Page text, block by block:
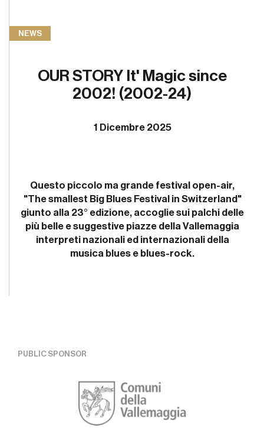
NEWS
OUR STORY It' Magic since
2002! (2002-24)
1 Dicembre 2025
Questo piccolo ma grande festival open-air,
"The smallest Big Blues Festival in Switzerland"
giunto alla 23° edizione, accoglie sui palchi delle
più belle e suggestive piazze della Vallemaggia
interpreti nazionali ed internazionali della
musica blues e blues-rock.
PUBLIC SPONSOR